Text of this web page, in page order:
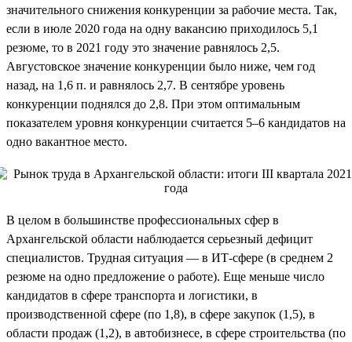
значительного снижения конкуренции за рабочие места. Так,
если в июле 2020 года на одну вакансию приходилось 5,1
резюме, то в 2021 году это значение равнялось 2,5.
Августовское значение конкуренции было ниже, чем год
назад, на 1,6 п. и равнялось 2,7. В сентябре уровень
конкуренции поднялся до 2,8. При этом оптимальным
показателем уровня конкуренции считается 5–6 кандидатов на
одно вакантное место.
В целом в большинстве профессиональных сфер в
Архангельской области наблюдается серьезный дефицит
специалистов. Трудная ситуация — в ИТ-сфере (в среднем 2
резюме на одно предложение о работе). Еще меньше число
кандидатов в сфере транспорта и логистики, в
производственной сфере (по 1,8), в сфере закупок (1,5), в
области продаж (1,2), в автобизнесе, в сфере строительства (по